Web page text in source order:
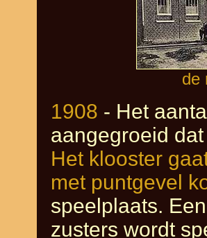
de
1908 - Het
aangegroeid
Het klooster
met puntgevel
speelplaats.
zusters wordt